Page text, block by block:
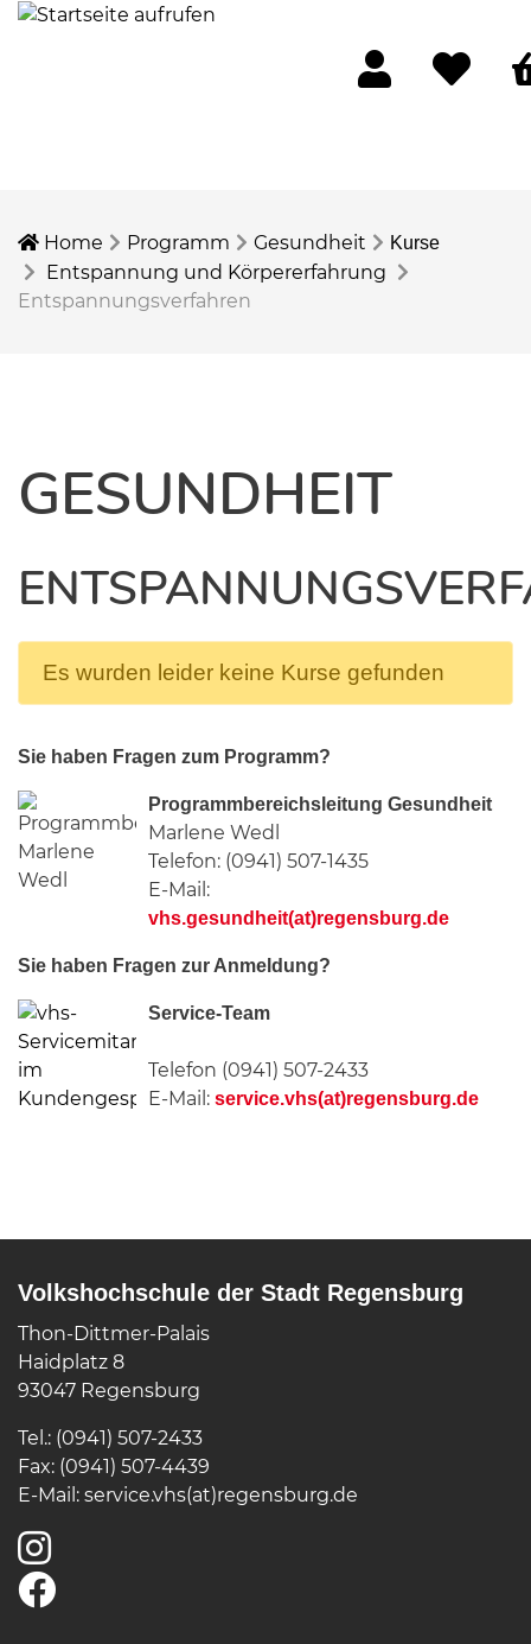
Home Programm Gesundheit Kurse
Entspannung und Körpererfahrung
Entspannungsverfahren
GESUNDHEIT
Es wurden leider keine Kurse gefunden
Sie haben Fragen zum Programm?
Programmbereichsleitung Gesundheit
Marlene Wedl
Telefon: (0941) 507-1435
E-Mail:
vhs.gesundheit(at)regensburg.de
Sie haben Fragen zur Anmeldung?
Service-Team
Telefon (0941) 507-2433
E-Mail: service.vhs(at)regensburg.de
Volkshochschule der Stadt Regensburg
Thon-Dittmer-Palais
Haidplatz 8
93047 Regensburg
Tel.: (0941) 507-2433
Fax: (0941) 507-4439
E-Mail: service.vhs(at)regensburg.de